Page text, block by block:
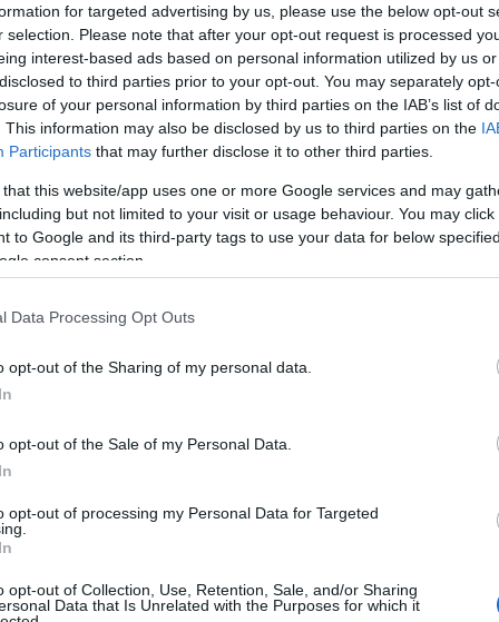
for targeted advertising by us, please use the below opt-out
selection. Please note that after your opt-out request is processed
interest-based ads based on personal information utilized by us
to third parties prior to your opt-out. You may separately
of your personal information by third parties on the IAB’s list of
This information may also be disclosed by us to third parties on the
Participants that may further disclose it to other third parties.
that this website/app uses one or more Google services and may
but not limited to your visit or usage behaviour. You may
to Google and its third-party tags to use your data for below
consent section.
Data Processing Opt Outs
opt-out of the Sharing of my personal data.
opt-out of the Sale of my Personal Data.
opt-out of processing my Personal Data for Targeted
opt-out of Collection, Use, Retention, Sale, and/or Sharing
Data that Is Unrelated with the Purposes for which it
του πλεονεκτήματος της έδρας για τα
Four που θα διεξαχθεί στο Telekom Center
για την 32η αγωνιστική της διοργάνωσης και ο
της κυριαρχίας των «ερυθρολεύκων». Ο Σέρβος
υπεροχής τουΟλυμπιακούτη φετινή σεζόν.
με την ακρίβεια και τη σταθερότητα ενός
με 22:14 λεπτά συμμετοχής κατά μέσο
και 3.9 αμυντικά), ενώ το εντυπωσιακό
την επίδραση που έχει στο παιχνίδι.